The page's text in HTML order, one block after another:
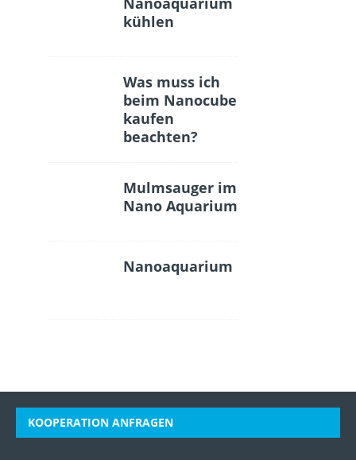
kühlen
Was muss ich
beim Nanocube
kaufen
beachten?
Mulmsauger im
Nano Aquarium
Nanoaquarium
KOOPERATION ANFRAGEN